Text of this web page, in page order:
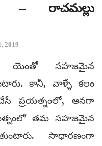
– రాచమల్లు
2019
యెంతో సహజమైన
కానీ, వాళ్ళే కలం
చేసే ప్రయత్నంలో, అనగా
తమ సహజమైన
సాధారణంగా